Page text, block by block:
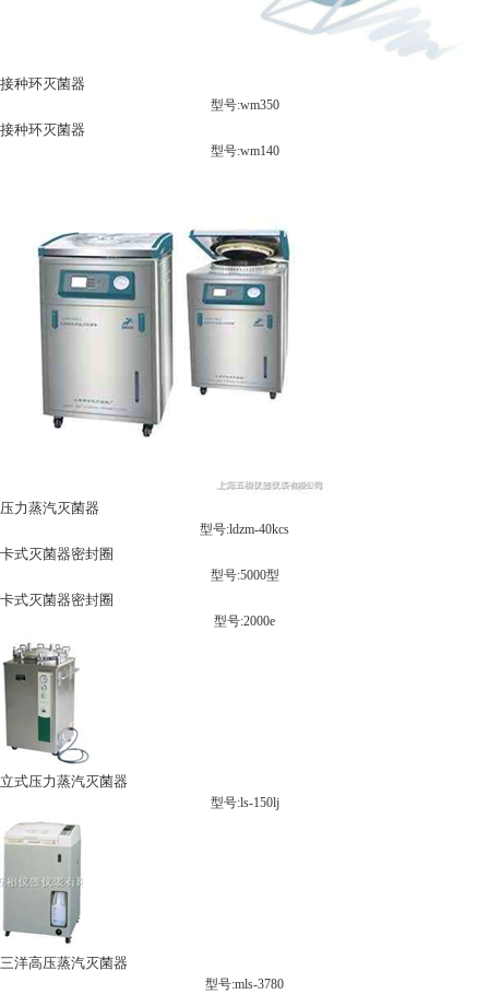
接种环灭菌器
型号:wm350
接种环灭菌器
型号:wm140
压力蒸汽灭菌器
型号:ldzm-40kcs
卡式灭菌器密封圈
型号:5000型
卡式灭菌器密封圈
型号:2000e
立式压力蒸汽灭菌器
型号:ls-150lj
三洋高压蒸汽灭菌器
型号:mls-3780